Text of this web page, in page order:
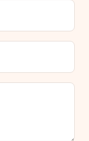
servizio clienti.
di pagamento: